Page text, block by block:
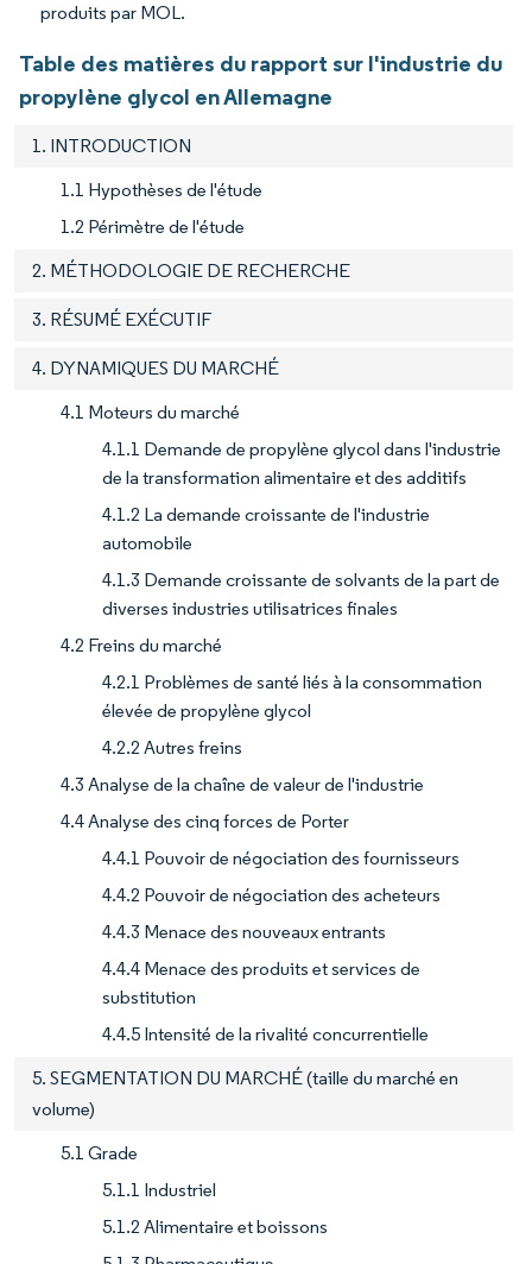
produits par MOL.
Table des matières du rapport sur l'industrie du
propylène glycol en Allemagne
1. INTRODUCTION
1.1 Hypothèses de l'étude
1.2 Périmètre de l'étude
2. MÉTHODOLOGIE DE RECHERCHE
3. RÉSUMÉ EXÉCUTIF
4. DYNAMIQUES DU MARCHÉ
4.1 Moteurs du marché
4.1.1 Demande de propylène glycol dans l'industrie
de la transformation alimentaire et des additifs
4.1.2 La demande croissante de l'industrie
automobile
4.1.3 Demande croissante de solvants de la part de
diverses industries utilisatrices finales
4.2 Freins du marché
4.2.1 Problèmes de santé liés à la consommation
élevée de propylène glycol
4.2.2 Autres freins
4.3 Analyse de la chaîne de valeur de l'industrie
4.4 Analyse des cinq forces de Porter
4.4.1 Pouvoir de négociation des fournisseurs
4.4.2 Pouvoir de négociation des acheteurs
4.4.3 Menace des nouveaux entrants
4.4.4 Menace des produits et services de
substitution
4.4.5 Intensité de la rivalité concurrentielle
5. SEGMENTATION DU MARCHÉ (taille du marché en
volume)
5.1 Grade
5.1.1 Industriel
5.1.2 Alimentaire et boissons